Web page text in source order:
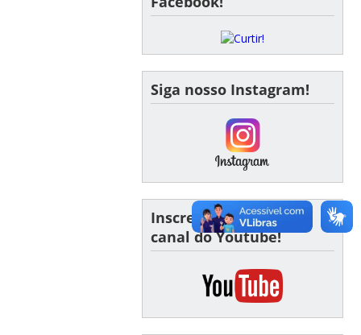
Siga nosso Instagram!
Inscreva-se em nosso
canal do Youtube!